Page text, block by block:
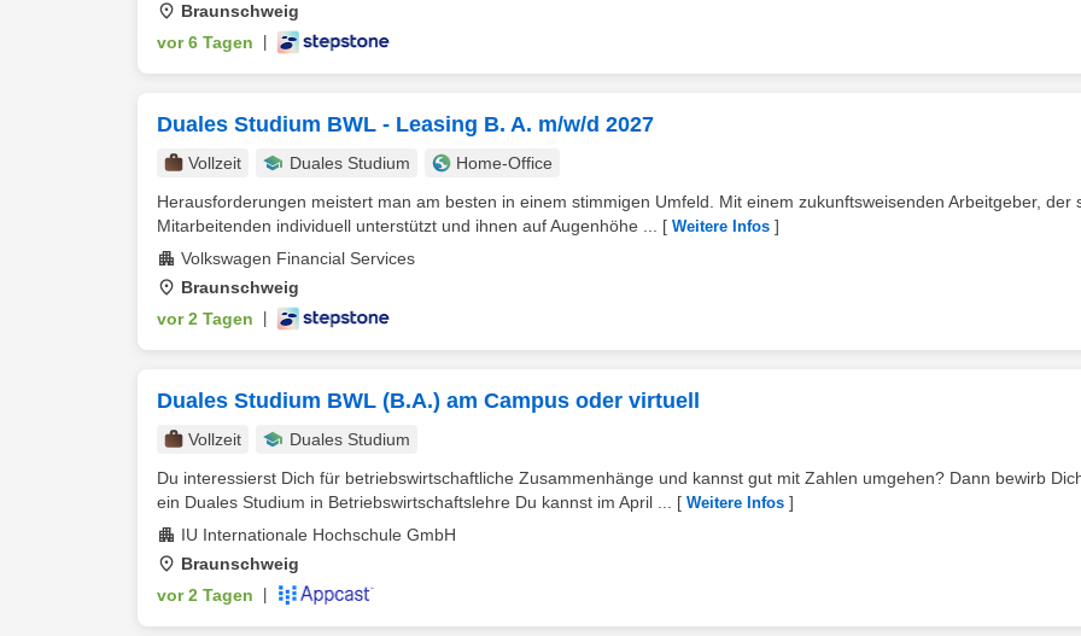
Braunschweig
vor 6 Tagen
Duales Studium BWL - Leasing B. A. m/w/d 2027
Vollzeit Duales Studium
Home-Office
Herausforderungen meistert man am besten in einem stimmigen Umfeld. Mit einem zukunftsweisenden Arbeitgeber, der
Mitarbeitenden individuell unterstützt und ihnen auf Augenhöhe ...
[ Weitere Infos ]
Volkswagen Financial Services
Braunschweig
vor 2 Tagen
Duales Studium BWL (B.A.) am Campus oder virtuell
Vollzeit
Duales Studium
Du interessierst Dich für betriebswirtschaftliche Zusammenhänge und kannst gut mit Zahlen umgehen? Dann bewirb
ein Duales Studium in Betriebswirtschaftslehre Du kannst im April ...
[ Weitere Infos ]
IU Internationale Hochschule GmbH
Braunschweig
vor 2 Tagen